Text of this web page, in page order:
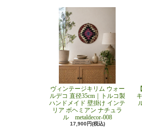
ヴィンテージキリム ウォー
ルデコ 直径35cm｜トルコ製
ハンドメイド 壁掛け インテ
リア ボヘミアン ナチュラ
ル metaldecor-008
17,900円(税込)